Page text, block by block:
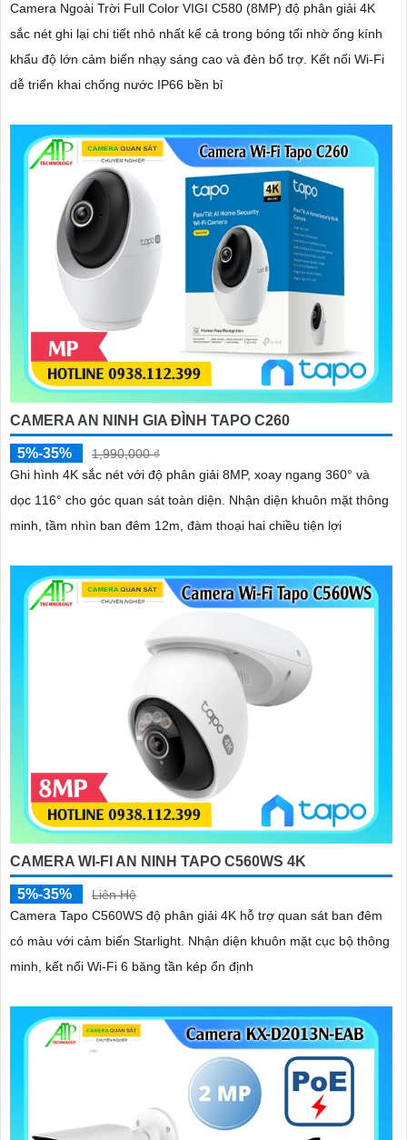
Camera Ngoài Trời Full Color VIGI C580 (8MP) độ phân giải 4K
sắc nét ghi lại chi tiết nhỏ nhất kể cả trong bóng tối nhờ ống kính
khẩu độ lớn cảm biến nhạy sáng cao và đèn bổ trợ. Kết nối Wi-Fi
dễ triển khai chống nước IP66 bền bỉ
CAMERA AN NINH GIA ĐÌNH TAPO C260
5%-35%
1,990,000 ₫
Ghi hình 4K sắc nét với độ phân giải 8MP, xoay ngang 360° và
dọc 116° cho góc quan sát toàn diện. Nhận diện khuôn mặt thông
minh, tầm nhìn ban đêm 12m, đàm thoại hai chiều tiện lợi
CAMERA WI-FI AN NINH TAPO C560WS 4K
5%-35%
Liên Hệ
Camera Tapo C560WS độ phân giải 4K hỗ trợ quan sát ban đêm
có màu với cảm biến Starlight. Nhận diện khuôn mặt cục bộ thông
minh, kết nối Wi-Fi 6 băng tần kép ổn định